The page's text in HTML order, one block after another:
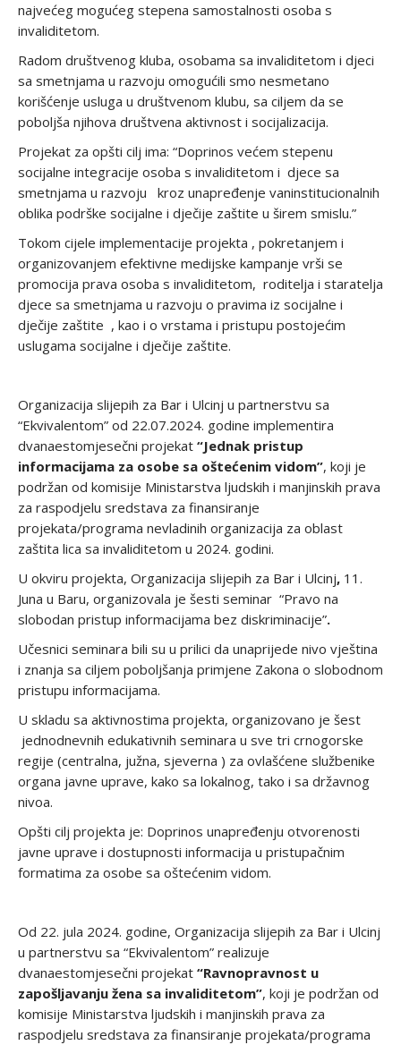
najvećeg mogućeg stepena samostalnosti osoba s
invaliditetom.
Radom društvenog kluba, osobama sa invaliditetom i djeci
sa smetnjama u razvoju omogućili smo nesmetano
korišćenje usluga u društvenom klubu, sa ciljem da se
poboljša njihova društvena aktivnost i socijalizacija.
Projekat za opšti cilj ima: “Doprinos većem stepenu
socijalne integracije osoba s invaliditetom i djece sa
smetnjama u razvoju kroz unapređenje vaninstitucionalnih
oblika podrške socijalne i dječije zaštite u širem smislu.”
Tokom cijele implementacije projekta , pokretanjem i
organizovanjem efektivne medijske kampanje vrši se
promocija prava osoba s invaliditetom, roditelja i staratelja
djece sa smetnjama u razvoju o pravima iz socijalne i
dječije zaštite , kao i o vrstama i pristupu postojećim
uslugama socijalne i dječije zaštite.
Organizacija slijepih za Bar i Ulcinj u partnerstvu sa
“Ekvivalentom” od 22.07.2024. godine implementira
dvanaestomjesečni projekat “Jednak pristup
informacijama za osobe sa oštećenim vidom”, koji je
podržan od komisije Ministarstva ljudskih i manjinskih prava
za raspodjelu sredstava za finansiranje
projekata/programa nevladinih organizacija za oblast
zaštita lica sa invaliditetom u 2024. godini.
U okviru projekta, Organizacija slijepih za Bar i Ulcinj, 11.
Juna u Baru, organizovala je šesti seminar “Pravo na
slobodan pristup informacijama bez diskriminacije”.
Učesnici seminara bili su u prilici da unaprijede nivo vještina
i znanja sa ciljem poboljšanja primjene Zakona o slobodnom
pristupu informacijama.
U skladu sa aktivnostima projekta, organizovano je šest
jednodnevnih edukativnih seminara u sve tri crnogorske
regije (centralna, južna, sjeverna ) za ovlašćene službenike
organa javne uprave, kako sa lokalnog, tako i sa državnog
nivoa.
Opšti cilj projekta je: Doprinos unapređenju otvorenosti
javne uprave i dostupnosti informacija u pristupačnim
formatima za osobe sa oštećenim vidom.
Od 22. jula 2024. godine, Organizacija slijepih za Bar i Ulcinj
u partnerstvu sa “Ekvivalentom” realizuje
dvanaestomjesečni projekat “Ravnopravnost u
zapošljavanju žena sa invaliditetom”, koji je podržan od
komisije Ministarstva ljudskih i manjinskih prava za
raspodjelu sredstava za finansiranje projekata/programa